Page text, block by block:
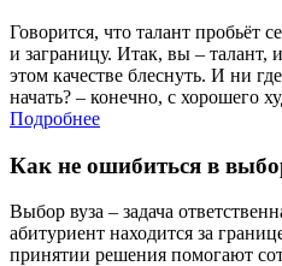
Говорится, что талант пробьёт
и заграницу. Итак, вы – талант,
этом качестве блеснуть. И ни
начать? – конечно, с хорошего
Подробнее
Как не ошибиться в
Выбор вуза – задача
абитуриент находится за
принятии решения помогают